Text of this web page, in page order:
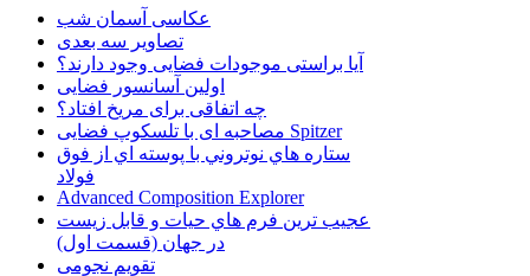
عکاسی آسمان شب
تصاویر سه بعدی
آیا براستی موجودات فضایی وجود دارند؟
اولین آسانسور فضایی
چه اتفاقی برای مریخ افتاد؟
مصاحبه ای با تلسکوپ فضایی Spitzer
ستاره هاي نوتروني با پوسته اي از فوق
فولاد
Advanced Composition Explorer
عجیب ترین فرم هاي حيات و قابل زيست
در جهان (قسمت اول)
تقویم نجومی